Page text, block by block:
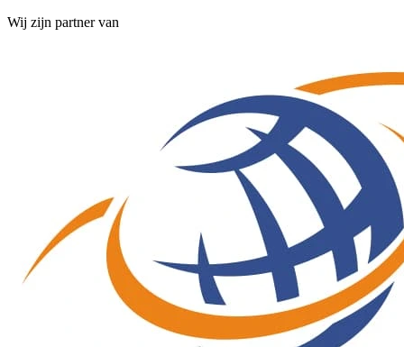
Wij zijn partner van